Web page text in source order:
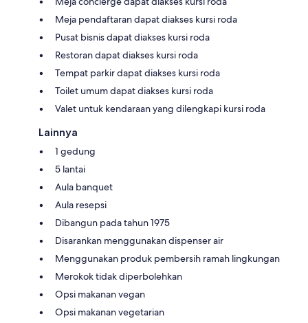
Meja pendaftaran dapat diakses kursi roda
Pusat bisnis dapat diakses kursi roda
Restoran dapat diakses kursi roda
Tempat parkir dapat diakses kursi roda
Toilet umum dapat diakses kursi roda
Valet untuk kendaraan yang dilengkapi kursi roda
Lainnya
1 gedung
5 lantai
Aula banquet
Aula resepsi
Dibangun pada tahun 1975
Disarankan menggunakan dispenser air
Menggunakan produk pembersih ramah lingkungan
Merokok tidak diperbolehkan
Opsi makanan vegan
Opsi makanan vegetarian